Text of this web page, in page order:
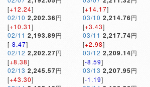
[+12.24]
02/10 2,202.36円
[+10.31]
02/11 2,193.89円
[-8.47]
02/12 2,202.27円
[+8.38]
02/13 2,245.57円
[+43.30]
[+14.17]
03/10 2,214.76円
[+3.43]
03/11 2,217.74円
[+2.98]
03/12 2,209.14円
[-8.59]
03/13 2,207.95円
[-1.19]